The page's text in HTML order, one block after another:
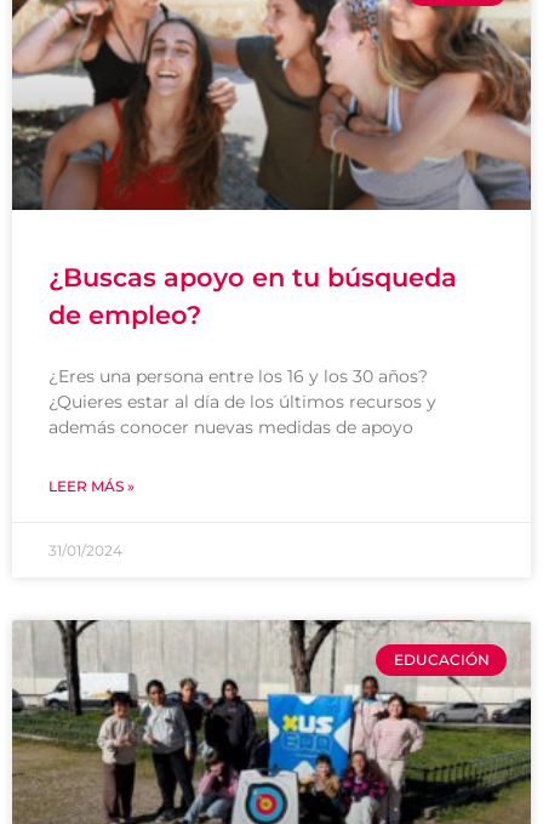
¿Buscas apoyo en tu búsqueda
de empleo?
¿Eres una persona entre los 16 y los 30 años?
¿Quieres estar al día de los últimos recursos y
además conocer nuevas medidas de apoyo
LEER MÁS »
31/01/2024
EDUCACIÓN